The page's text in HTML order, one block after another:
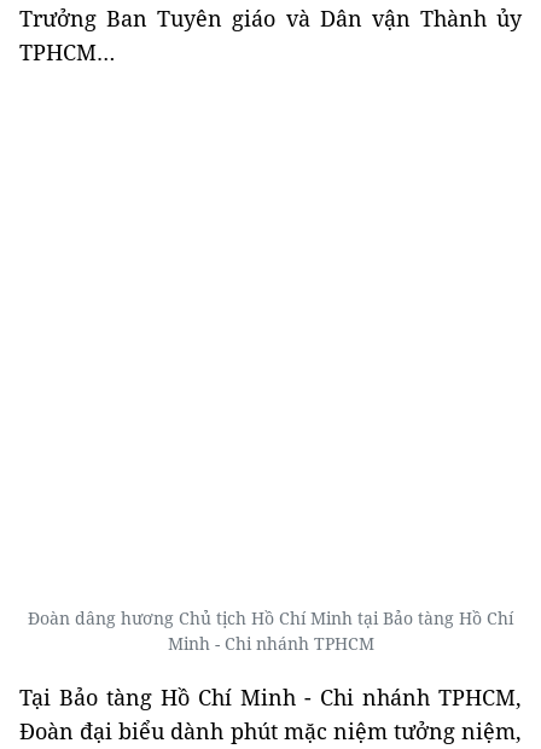
Trưởng Ban Tuyên giáo và Dân vận Thành ủy
TPHCM…
Đoàn dâng hương Chủ tịch Hồ Chí Minh tại Bảo tàng Hồ Chí
Minh - Chi nhánh TPHCM
Tại Bảo tàng Hồ Chí Minh - Chi nhánh TPHCM,
Đoàn đại biểu dành phút mặc niệm tưởng niệm,